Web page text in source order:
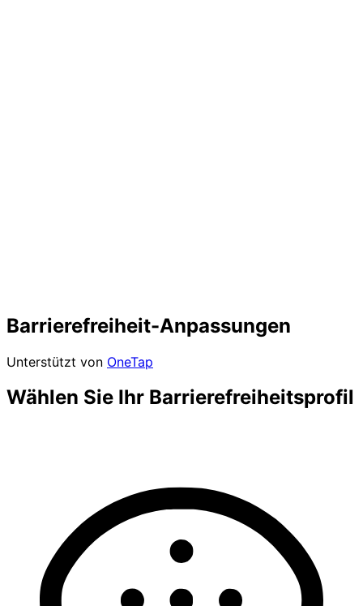
Barrierefreiheit-Anpassungen
Unterstützt von OneTap
Wählen Sie Ihr Barrierefreiheitsprofil